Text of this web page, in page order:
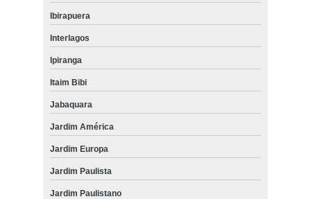
Ibirapuera
Interlagos
Ipiranga
Itaim Bibi
Jabaquara
Jardim América
Jardim Europa
Jardim Paulista
Jardim Paulistano